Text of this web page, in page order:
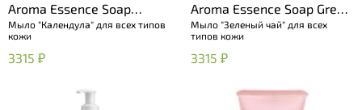
Aroma Essence Soap
Calendula for all skin
Мыло "Календула" для всех типов
кожи
3315 ₽
Aroma Essence Soap Green
tea for all skin
Мыло "Зеленый чай" для всех
типов кожи
3315 ₽